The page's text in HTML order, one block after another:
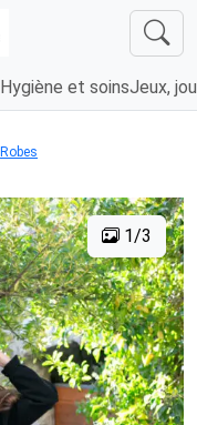
Hygiène et soinsJeux,
Robes
1/3